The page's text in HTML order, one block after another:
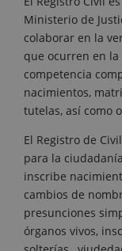
Ministerio de
colaborar en la
que ocurren en la
competencia
nacimientos,
tutelas, así como
El Registro de
para la
inscribe
cambios de
presunciones
órganos vivos,